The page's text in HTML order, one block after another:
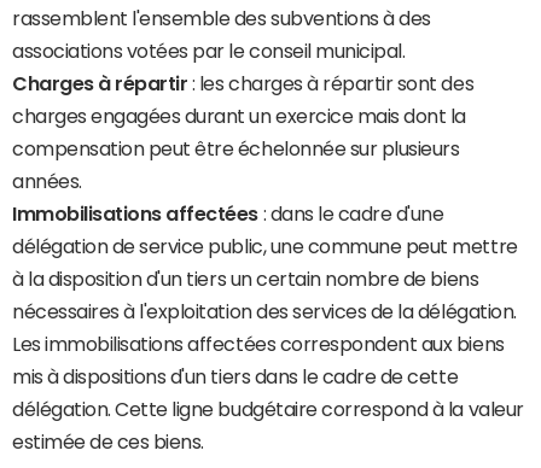
rassemblent l'ensemble des subventions à des
associations votées par le conseil municipal.
Charges à répartir : les charges à répartir sont des
charges engagées durant un exercice mais dont la
compensation peut être échelonnée sur plusieurs
années.
Immobilisations affectées : dans le cadre d'une
délégation de service public, une commune peut mettre
à la disposition d'un tiers un certain nombre de biens
nécessaires à l'exploitation des services de la délégation.
Les immobilisations affectées correspondent aux biens
mis à dispositions d'un tiers dans le cadre de cette
délégation. Cette ligne budgétaire correspond à la valeur
estimée de ces biens.